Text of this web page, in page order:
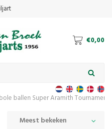
€0,00
ballen Super Aramith Tournament.
Meest bekeken